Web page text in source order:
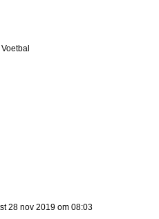
Alle credits dus naar de
Razgrad: geen wedtip
natuurlijk overduidelijk bij
de knockout-fase van de
vreemde bodem van de Bulgaren,
kregen van een afgeroomd
verstandig om deze wedstrijd
Voetbal
28 nov 2019 om 08:03